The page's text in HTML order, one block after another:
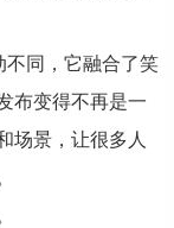
不同，它融合了笑
布变得不再是一
场景，让很多人